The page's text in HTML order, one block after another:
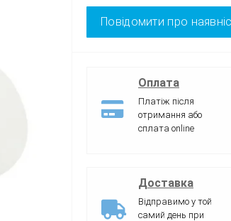
Повідомити про
Оплата
Платіж після
отримання або
сплата online
Доставка
Відправимо у той
самий день при